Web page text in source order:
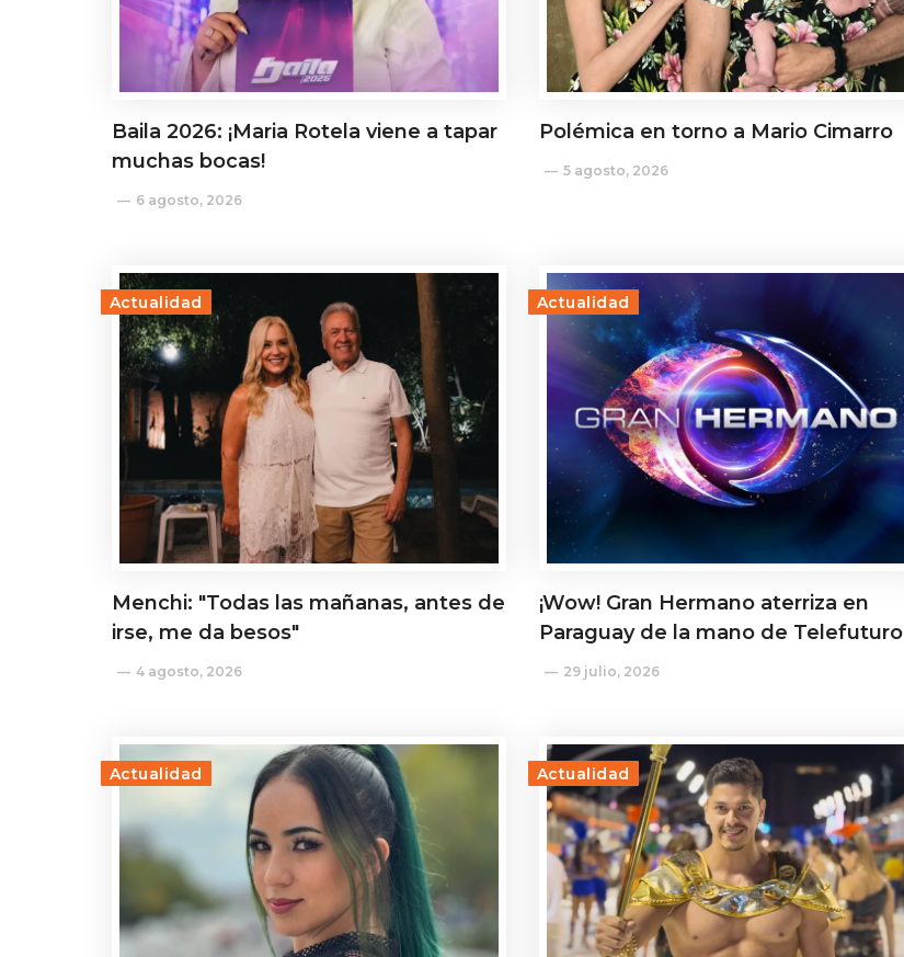
Baila 2026: ¡Maria Rotela viene a tapar
muchas bocas!
6 agosto, 2026
Polémica en torno a Mario Cimarro
5 agosto, 2026
Actualidad
Menchi: "Todas las mañanas, antes de
irse, me da besos"
4 agosto, 2026
Actualidad
¡Wow! Gran Hermano aterriza en
Paraguay de la mano de Telefuturo
29 julio, 2026
Actualidad Actualidad